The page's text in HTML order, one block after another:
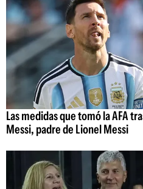
Las medidas que tomó la AFA
Messi, padre de Lionel Messi